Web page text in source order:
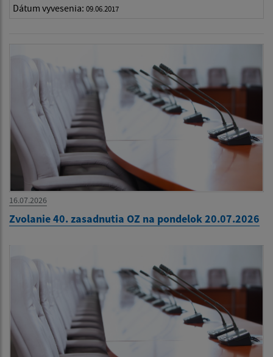
Dátum vyvesenia: 09.06.2017
16.07.2026
Zvolanie 40. zasadnutia OZ na pondelok 20.07.2026